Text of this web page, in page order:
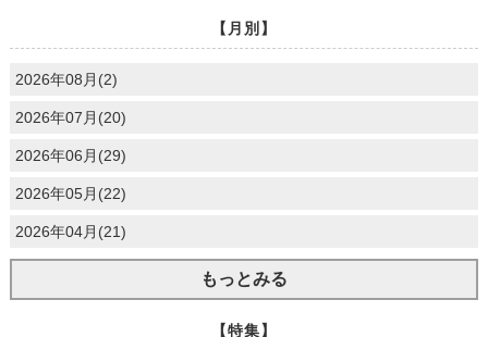
【月別】
2026年08月(2)
2026年07月(20)
2026年06月(29)
2026年05月(22)
2026年04月(21)
もっとみる
【特集】